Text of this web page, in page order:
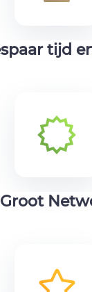
tijd
Groot